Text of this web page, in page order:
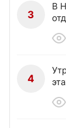
3
В
4